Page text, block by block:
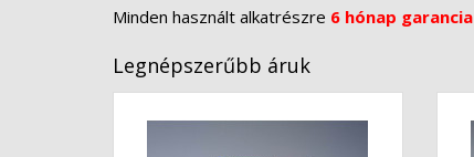
Minden használt alkatrészre 6 hónap garancia
Legnépszerűbb áruk